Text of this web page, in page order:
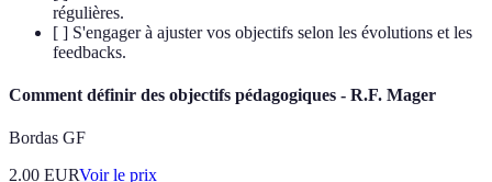
régulières.
[ ] S'engager à ajuster vos objectifs selon les évolutions et les
feedbacks.
Comment définir des objectifs pédagogiques - R.F. Mager
Bordas GF
2.00 EURVoir le prix